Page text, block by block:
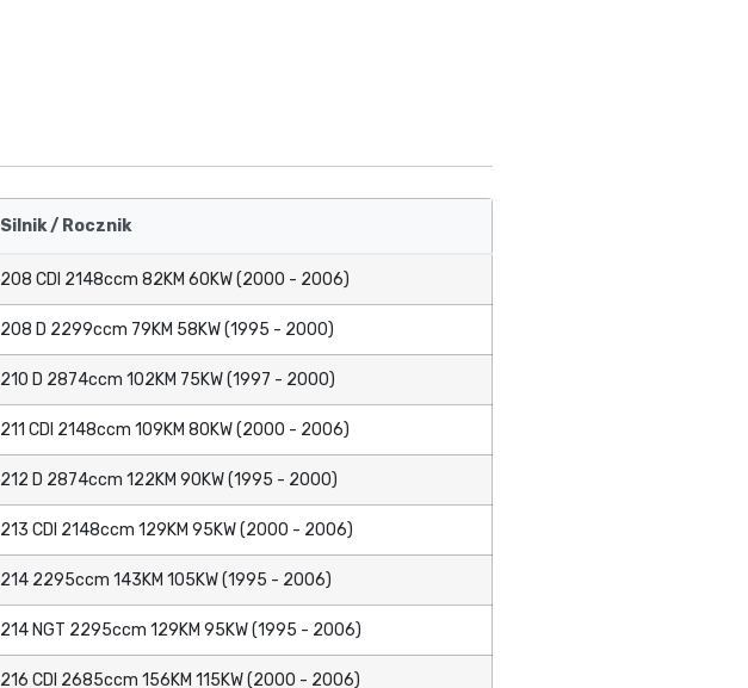
Silnik / Rocznik
208 CDI 2148ccm 82KM 60KW (2000 - 2006)
208 D 2299ccm 79KM 58KW (1995 - 2000)
210 D 2874ccm 102KM 75KW (1997 - 2000)
211 CDI 2148ccm 109KM 80KW (2000 - 2006)
212 D 2874ccm 122KM 90KW (1995 - 2000)
213 CDI 2148ccm 129KM 95KW (2000 - 2006)
214 2295ccm 143KM 105KW (1995 - 2006)
214 NGT 2295ccm 129KM 95KW (1995 - 2006)
216 CDI 2685ccm 156KM 115KW (2000 - 2006)